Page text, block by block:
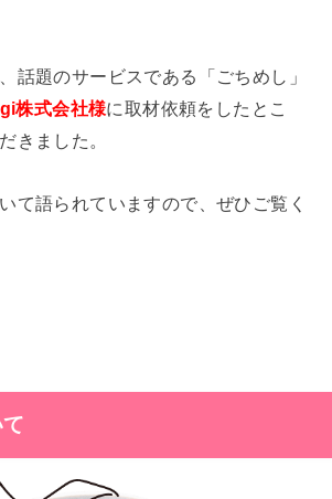
話題のサービスである「ごちめし」
株式会社様に取材依頼をしたとこ
きました。
て語られていますので、ぜひご覧く